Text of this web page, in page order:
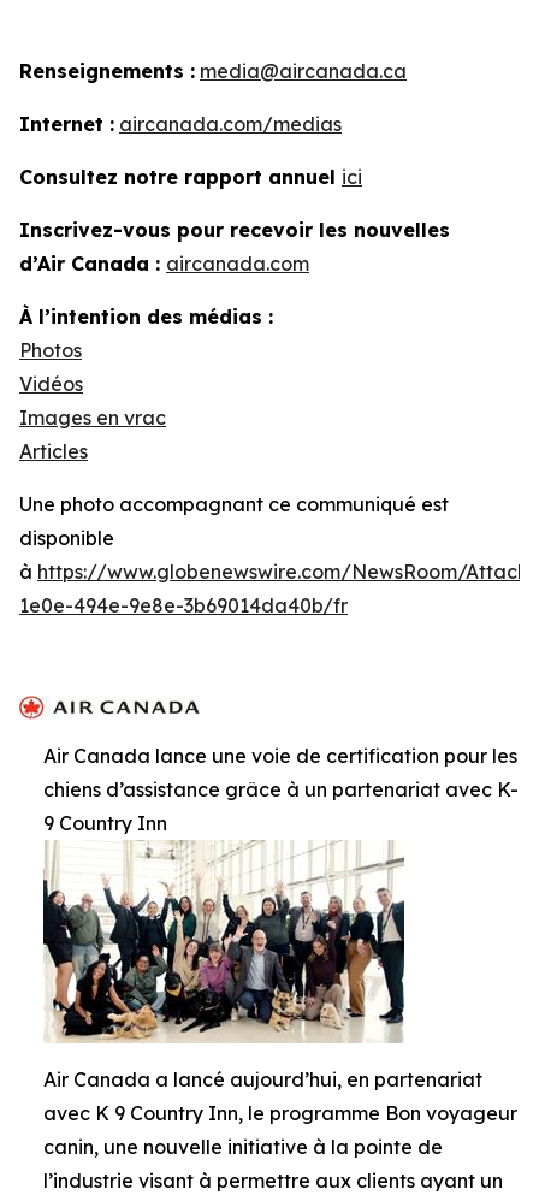
Renseignements : media@aircanada.ca
Internet : aircanada.com/medias
Consultez notre rapport annuel ici
Inscrivez-vous pour recevoir les nouvelles
d’Air Canada : aircanada.com
À l’intention des médias :
Photos
Vidéos
Images en vrac
Articles
Une photo accompagnant ce communiqué est
disponible
à https://www.globenewswire.com/NewsRoom/
1e0e-494e-9e8e-3b69014da40b/fr
Air Canada lance une voie de certification pour les
chiens d’assistance grâce à un partenariat avec K-
9 Country Inn
Air Canada a lancé aujourd’hui, en partenariat
avec K 9 Country Inn, le programme Bon voyageur
canin, une nouvelle initiative à la pointe de
l’industrie visant à permettre aux clients ayant un